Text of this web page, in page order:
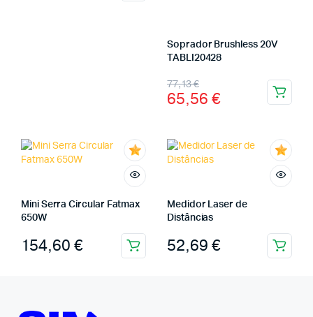
Soprador Brushless 20V
TABLI20428
77,13€
65,56 €
Mini Serra Circular Fatmax
650W
154,60 €
Medidor Laser de
Distâncias
52,69 €